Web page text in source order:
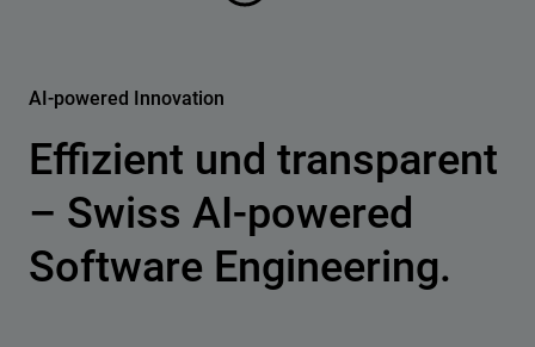
AI-powered Innovation
Effizient und transparent
– Swiss AI-powered
Software Engineering.